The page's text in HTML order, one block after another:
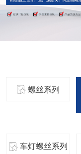
螺丝系列
车灯螺丝系列